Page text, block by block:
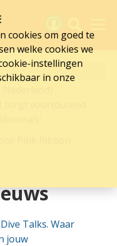
Pink Ribbon
Talks. Waar
jouw
aan
cookies om goed te
welke cookies we
instellingen
in onze